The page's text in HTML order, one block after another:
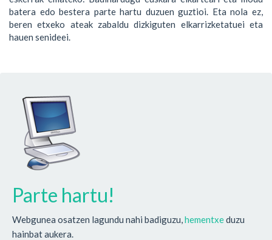
batera edo bestera parte hartu duzuen guztioi. Eta nola ez,
beren etxeko ateak zabaldu dizkiguten elkarrizketatuei eta
hauen senideei.
Parte hartu!
Webgunea osatzen lagundu nahi badiguzu, hementxeduzu
hainbat aukera.